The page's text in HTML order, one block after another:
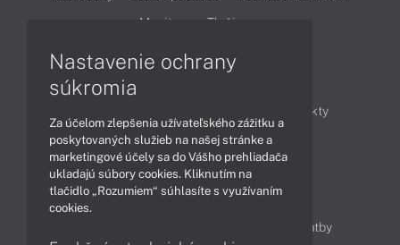
Monitory
Tlačiarne
Produkty
Technológie
Videá
Obsah
Možnosti doručenia a platby
Nastavenie ochrany
súkromia
Za účelom zlepšenia užívateľského zážitku a
poskytovaných služieb na našej stránke a
marketingové účely sa do Vášho prehliadača
ukladajú súbory cookies. Kliknutím na
tlačidlo „Rozumiem“ súhlasíte s využívaním
cookies.